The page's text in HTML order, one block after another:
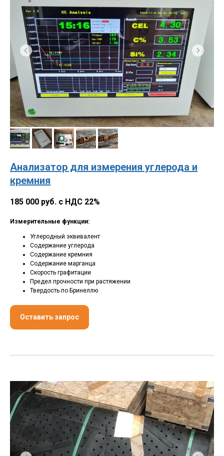
Анализатор для измерения углерода и
кремния
185 000 руб. с НДС 22%
Измерительные функции:
Углеродный эквивалент
Содержание углерода
Содержание кремния
Содержание марганца
Скорость графитации
Предел прочности при растяжении
Твердость по Бринеллю
Оставить запрос